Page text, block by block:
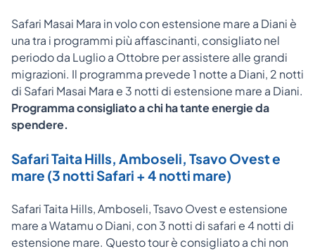
Safari Masai Mara in volo con estensione mare a Diani è
una tra i programmi più affascinanti, consigliato nel
periodo da Luglio a Ottobre per assistere alle grandi
migrazioni. Il programma prevede 1 notte a Diani, 2 notti
di Safari Masai Mara e 3 notti di estensione mare a Diani.
Programma consigliato a chi ha tante energie da
spendere.
Safari Taita Hills, Amboseli, Tsavo Ovest e
mare (3 notti Safari + 4 notti mare)
Safari Taita Hills, Amboseli, Tsavo Ovest e estensione
mare a Watamu o Diani, con 3 notti di safari e 4 notti di
estensione mare. Questo tour è consigliato a chi non